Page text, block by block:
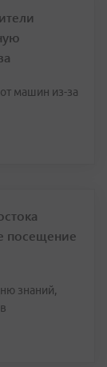
машин из-за
посещение
знаний,